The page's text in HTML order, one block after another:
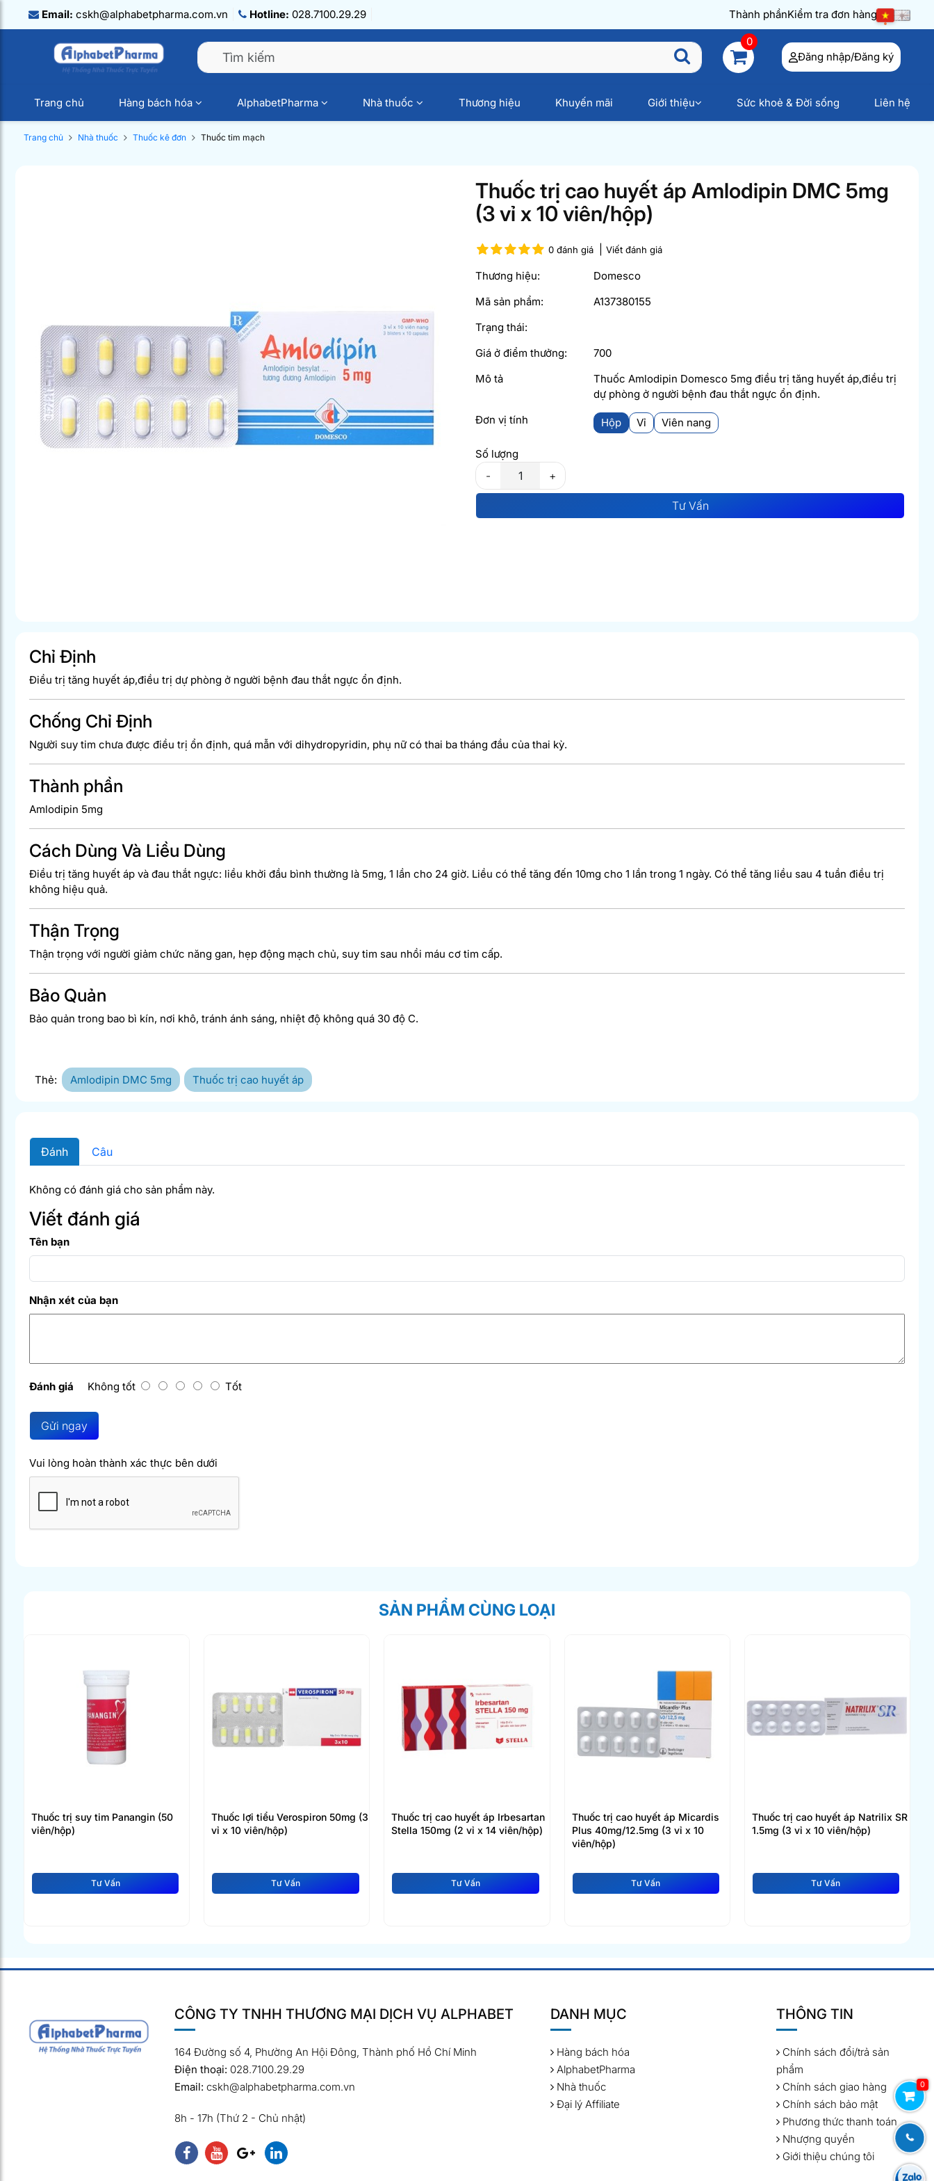
Email: cskh@alphabetpharma.com.vn Hotline: 028.7100.29.29 Thành phầnKiểm tra đơn hàng
0
Đăng nhập/Đăng ký
Trang chủ Hàng bách hóa AlphabetPharma Nhà thuốc Thương hiệu Khuyến mãi Giới thiệu Sức khoẻ & Đời sống Liên hệ
Trang chủ Nhà thuốc Thuốc kê đơn Thuốc tim mạch
Thuốc trị cao huyết áp Amlodipin DMC 5mg
(3 vỉ x 10 viên/hộp)
0 đánh giá Viết đánh giá
Thương hiệu:
Domesco
Mã sản phẩm:
A137380155
Trạng thái:
Giá ở điểm thưởng:
700
Mô tả
Thuốc Amlodipin Domesco 5mg điều trị tăng huyết áp,điều trị
dự phòng ở người bệnh đau thắt ngực ổn định.
Đơn vị tính
Hộp Vỉ Viên nang
Số lượng
- +
Tư Vấn
Chỉ Định
Điều trị tăng huyết áp,điều trị dự phòng ở người bệnh đau thắt ngực ổn định.
Chống Chỉ Định
Người suy tim chưa được điều trị ổn định, quá mẫn với dihydropyridin, phụ nữ có thai ba tháng đầu của thai kỳ.
Thành phần
Amlodipin 5mg
Cách Dùng Và Liều Dùng
Điều trị tăng huyết áp và đau thắt ngực: liều khởi đầu bình thường là 5mg, 1 lần cho 24 giờ. Liều có thể tăng đến 10mg cho 1 lần trong 1 ngày. Có thể tăng liều sau 4 tuần điều trị
không hiệu quả.
Thận Trọng
Thận trọng với người giảm chức năng gan, hẹp động mạch chủ, suy tim sau nhồi máu cơ tim cấp.
Bảo Quản
Bảo quản trong bao bì kín, nơi khô, tránh ánh sáng, nhiệt độ không quá 30 độ C.
Thẻ: Amlodipin DMC 5mg Thuốc trị cao huyết áp
Đánh Câu
Không có đánh giá cho sản phẩm này.
Viết đánh giá
Tên bạn
Nhận xét của bạn
Đánh giá Không tốt Tốt
Gửi ngay
Vui lòng hoàn thành xác thực bên dưới
SẢN PHẨM CÙNG LOẠI
Thuốc trị suy tim Panangin (50
viên/hộp)
Tư Vấn
Thuốc lợi tiểu Verospiron 50mg (3
vỉ x 10 viên/hộp)
Tư Vấn
Thuốc trị cao huyết áp Irbesartan
Stella 150mg (2 vỉ x 14 viên/hộp)
Tư Vấn
Thuốc trị cao huyết áp Micardis
Plus 40mg/12.5mg (3 vỉ x 10
viên/hộp)
Tư Vấn
Thuốc trị cao huyết áp Natrilix SR
1.5mg (3 vỉ x 10 viên/hộp)
Tư Vấn
CÔNG TY TNHH THƯƠNG MẠI DỊCH VỤ ALPHABET
164 Đường số 4, Phường An Hội Đông, Thành phố Hồ Chí Minh
Điện thoại: 028.7100.29.29
Email: cskh@alphabetpharma.com.vn
8h - 17h (Thứ 2 - Chủ nhật)
DANH MỤC
Hàng bách hóa
AlphabetPharma
Nhà thuốc
Đại lý Affiliate
THÔNG TIN
Chính sách đổi/trả sản
phẩm
Chính sách giao hàng
Chính sách bảo mật
Phương thức thanh toán
Nhượng quyền
Giới thiệu chúng tôi
0